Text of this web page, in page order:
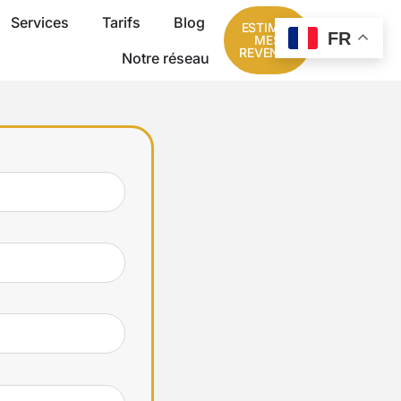
Services Tarifs
Blog
Notre réseau
ESTIMER
MES
REVENUS
FR